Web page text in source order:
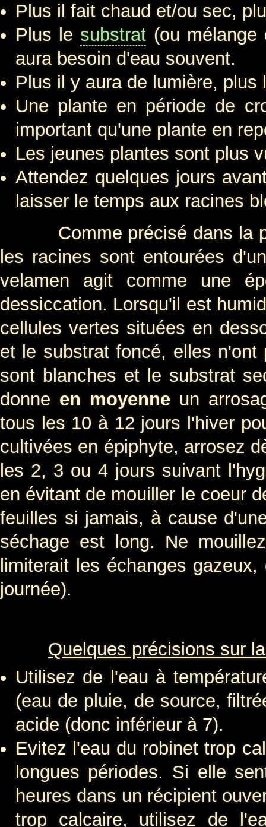
Plus il fait chaud et/ou sec,
Plus le substrat (ou
aura besoin d'eau souvent.
Plus il y aura de lumière,
Une plante en période de
important qu'une plante en
Les jeunes plantes sont plus
Attendez quelques jours
laisser le temps aux racines
Comme précisé dans la
les racines sont entourées
velamen agit comme une
dessiccation. Lorsqu'il est
cellules vertes situées en
et le substrat foncé, elles
sont blanches et le substrat
donne en moyenne un
tous les 10 à 12 jours l'hiver
cultivées en épiphyte, arrosez
les 2, 3 ou 4 jours suivant
en évitant de mouiller le coeur
feuilles si jamais, à cause
séchage est long. Ne
limiterait les échanges
journée).
Quelques précisions sur
Utilisez de l'eau à
(eau de pluie, de source,
acide (donc inférieur à 7).
Evitez l'eau du robinet trop
longues périodes. Si elle
heures dans un récipient
trop calcaire, utilisez de